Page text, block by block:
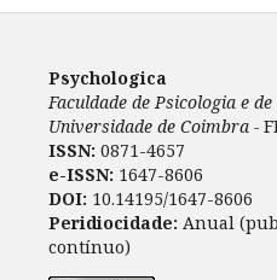
Psychologica
Faculdade de Psicologia e
Universidade de Coimbra -
ISSN: 0871-4657
e-ISSN: 1647-8606
DOI: 10.14195/1647-8606
Peridiocidade: Anual
contínuo)